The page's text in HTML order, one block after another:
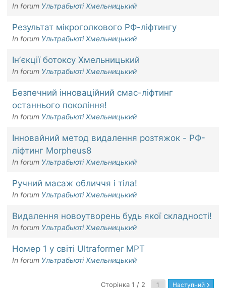
In forum Ультрабьюті Хмельницький
Результат мікроголкового РФ-ліфтингу
In forum Ультрабьюті Хмельницький
Інʼєкції ботоксу Хмельницький
In forum Ультрабьюті Хмельницький
Безпечний інноваційний смас-ліфтинг
останнього покоління!
In forum Ультрабьюті Хмельницький
Інновайний метод видалення розтяжок - РФ-
ліфтинг Morpheus8
In forum Ультрабьюті Хмельницький
Ручний масаж обличчя і тіла!
In forum Ультрабьюті Хмельницький
Видалення новоутворень будь якої складності!
In forum Ультрабьюті Хмельницький
Номер 1 у світі Ultraformer MPT
In forum Ультрабьюті Хмельницький
Сторінка 1 / 2 Наступний